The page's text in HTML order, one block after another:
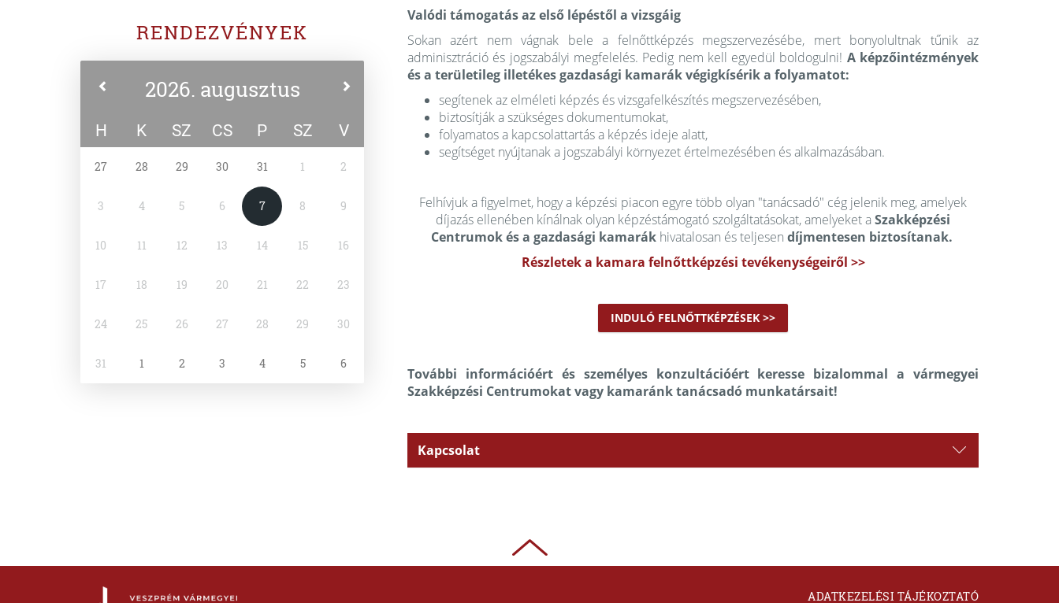
RENDEZVÉNYEK
2026. augusztus
H K SZ CS P SZ V
27 28 29 30 31 1 2
3 4 5 6 7 8 9
10 11 12 13 14 15 16
17 18 19 20 21 22 23
24 25 26 27 28 29 30
31 1 2 3 4 5 6
Valódi támogatás az első lépéstől a vizsgáig
Sokan azért nem vágnak bele a felnőttképzés megszervezésébe, mert bonyolultnak tűnik az
adminisztráció és jogszabályi megfelelés. Pedig nem kell egyedül boldogulni! A képzőintézmények
és a területileg illetékes gazdasági kamarák végigkísérik a folyamatot:
segítenek az elméleti képzés és vizsgafelkészítés megszervezésében,
biztosítják a szükséges dokumentumokat,
folyamatos a kapcsolattartás a képzés ideje alatt,
segítséget nyújtanak a jogszabályi környezet értelmezésében és alkalmazásában.
Felhívjuk a figyelmet, hogy a képzési piacon egyre több olyan "tanácsadó" cég jelenik meg, amelyek
díjazás ellenében kínálnak olyan képzéstámogató szolgáltatásokat, amelyeket aSzakképzési
Centrumok és a gazdasági kamarákhivatalosan és teljesen díjmentesen biztosítanak.
Részletek a kamara felnőttképzési tevékenységeiről >>
INDULÓ FELNŐTTKÉPZÉSEK >>
További információért és személyes konzultációért keresse bizalommal a vármegyei
Szakképzési Centrumokat vagy kamaránk tanácsadó munkatársait!
Kapcsolat
ADATKEZELÉSI TÁJÉKOZTATÓ